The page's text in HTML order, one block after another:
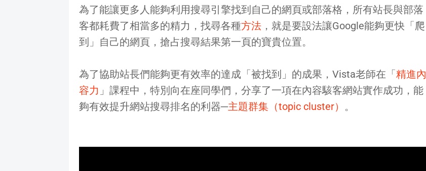
為了能讓更多人能夠利用搜尋引擎找到自己的網頁或部落格，所有站長與部落
客都耗費了相當多的精力，找尋各種方法，就是要設法讓Google能夠更快「爬
到」自己的網頁，搶占搜尋結果第一頁的寶貴位置。
為了協助站長們能夠更有效率的達成「被找到」的成果，Vista老師在「精進內
容力 」課程中，特別向在座同學們，分享了一項在內容駭客網站實作成功，能
夠有效提升網站搜尋排名的利器─主題群集（topic cluster） 。